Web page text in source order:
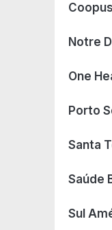
Coopus
Notre
One
Porto
Santa
Saúde
Sul